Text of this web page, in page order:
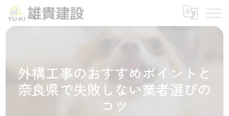
外構工事のおすすめポイントと
奈良県で失敗しない業者選びの
コツ